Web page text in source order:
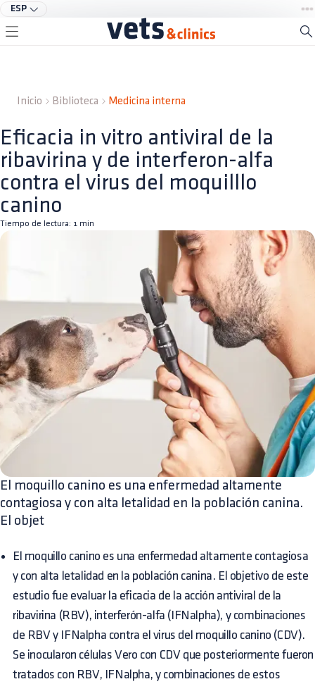
ESP
Inicio Biblioteca Medicina interna
Eficacia in vitro antiviral de la
ribavirina y de interferon-alfa
contra el virus del moquilllo
canino
Tiempo de lectura: 1 min
El moquillo canino es una enfermedad altamente
contagiosa y con alta letalidad en la población canina.
El objet
El moquillo canino es una enfermedad altamente contagiosa
y con alta letalidad en la población canina. El objetivo de este
estudio fue evaluar la eficacia de la acción antiviral de la
ribavirina (RBV), interferón-alfa (IFNalpha), y combinaciones
de RBV y IFNalpha contra el virus del moquillo canino (CDV).
Se inocularon células Vero con CDV que posteriormente fueron
tratados con RBV, IFNalpha, y combinaciones de estos